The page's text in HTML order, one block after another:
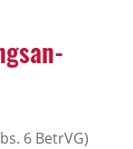
6 BetrVG)